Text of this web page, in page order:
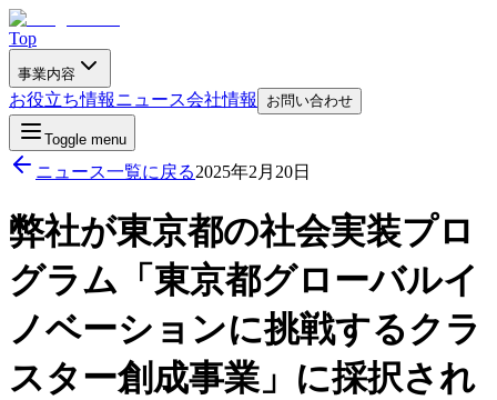
Top
事業内容
お役立ち情報ニュース会社情報 お問い合わせ
Toggle menu
ニュース一覧に戻る2025年2月20日
弊社が東京都の社会実装プロ
グラム「東京都グローバルイ
ノベーションに挑戦するクラ
スター創成事業」に採択され